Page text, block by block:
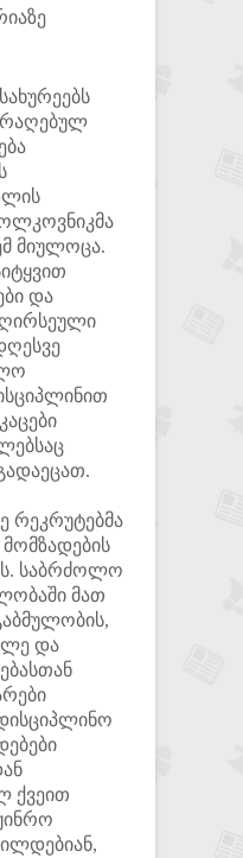
მიულოცა.
და
ღირსეული
რეკრუტებმა
საბრძოლო
მათ
და
ქვეით